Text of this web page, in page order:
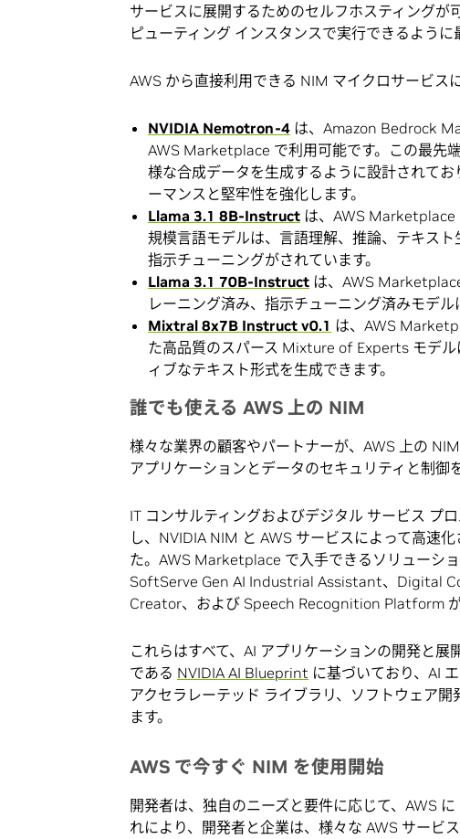
サービスに展開するためのセルフホスティングが
ピューティング インスタンスで実行できるように
AWS から直接利用できる NIM マイクロサービス
NVIDIA Nemotron-4 は、Amazon Bedrock
AWS Marketplace で利用可能です。この最先
様な合成データを生成するように設計されて
ーマンスと堅牢性を強化します。
Llama 3.1 8B-Instruct は、AWS Marketplace
規模言語モデルは、言語理解、推論、テキス
指示チューニングがされています。
Llama 3.1 70B-Instruct は、AWS
レーニング済み、指示チューニング済みモデ
Mixtral 8x7B Instruct v0.1 は、AWS
た高品質のスパース Mixture of Experts モデ
ィブなテキスト形式を生成できます。
誰でも使える AWS 上の NIM
様々な業界の顧客やパートナーが、AWS 上の
アプリケーションとデータのセキュリティと制御
IT コンサルティングおよびデジタル サービス プ
し、NVIDIA NIM と AWS サービスによって高速
た。AWS Marketplace で入手できるソリューショ
SoftServe Gen AI Industrial Assistant、Digital
Creator、および Speech Recognition Platform が
これらはすべて、AI アプリケーションの開発と
である NVIDIA AI Blueprint に基づいており、AI
アクセラレーテッド ライブラリ、ソフトウェア
ます。
AWS で今すぐ NIM を使用開始
開発者は、独自のニーズと要件に応じて、AWS
れにより、開発者と企業は、様々な AWS サービ